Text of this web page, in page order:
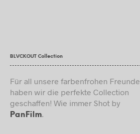
BLVCKOUT Collection
Für all unsere farbenfrohen Freunde
haben wir die perfekte Collection
geschaffen! Wie immer Shot by
PanFilm